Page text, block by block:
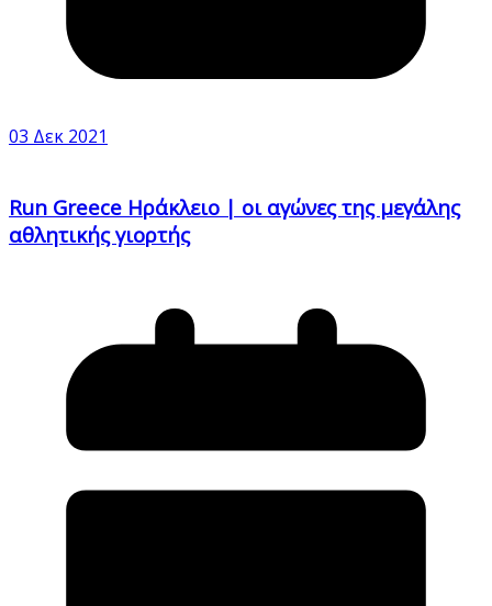
03 Δεκ 2021
Run Greece Ηράκλειο | οι αγώνες της μεγάλης
αθλητικής γιορτής